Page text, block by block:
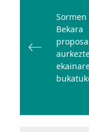
nabigatu
Sormen
Bekara